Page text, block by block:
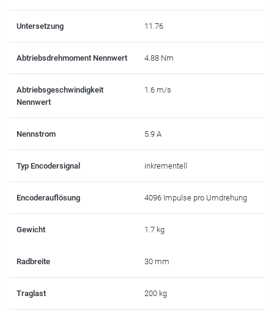
Untersetzung 11.76
Abtriebsdrehmoment Nennwert 4.88 Nm
Abtriebsgeschwindigkeit
Nennwert
1.6 m/s
Nennstrom 5.9 A
Typ Encodersignal inkrementell
Encoderauflösung 4096 Impulse pro Umdrehung
Gewicht 1.7 kg
Radbreite 30 mm
Traglast 200 kg